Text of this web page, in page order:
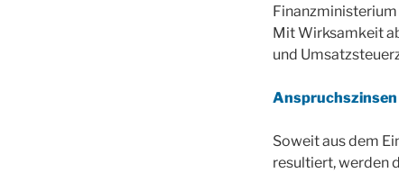
Mit Wirksamkeit
und
Anspruchszinsen
Soweit aus dem
resultiert, werden